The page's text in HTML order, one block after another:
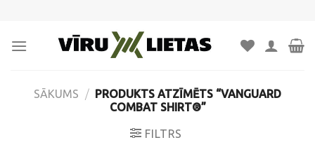
content
SĀKUMS / PRODUKTS ATZĪMĒTS “VANGUARD
COMBAT SHIRT®”
FILTRS